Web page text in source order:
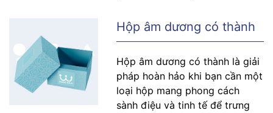
Hộp âm dương có thành
Hộp âm dương có thành là giải
pháp hoàn hảo khi bạn cần một
loại hộp mang phong cách
sành điệu và tinh tế để trưng